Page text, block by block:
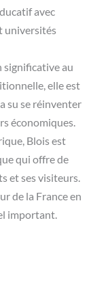
avec
universités
significative au
elle est
su se réinventer
économiques.
Blois est
qui offre de
et ses visiteurs.
de la France en
important.